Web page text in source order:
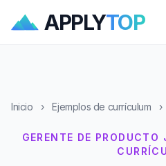
APPLYTOP
Inicio › Ejemplos de currículum ›
GERENTE DE PRODUCTO